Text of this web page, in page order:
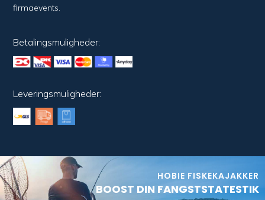
firmaevents.
Betalingsmuligheder:
Leveringsmuligheder:
HOBIE FISKEKAJAKKER
BOOST DIN FANGSTSTATESTIK